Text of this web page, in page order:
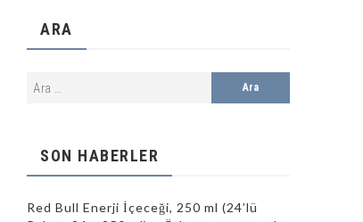
ARA
SON HABERLER
Red Bull Enerji İçeceği, 250 ml (24’lü